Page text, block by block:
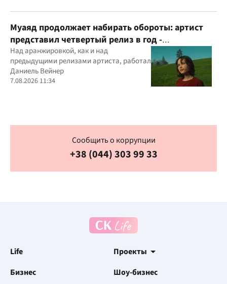
Муаяд продолжает набирать обороты: артист
представил четвертый релиз в год -
кинематографическую балладу "Ты одна"
Над аранжировкой, как и над
предыдущими релизами артиста, работал
Даниель Вейнер
7.08.2026 11:34
Сообщить о коррупции
+38 (044) 303 99 33
Life
Проекты
Бизнес
Шоу-бизнес